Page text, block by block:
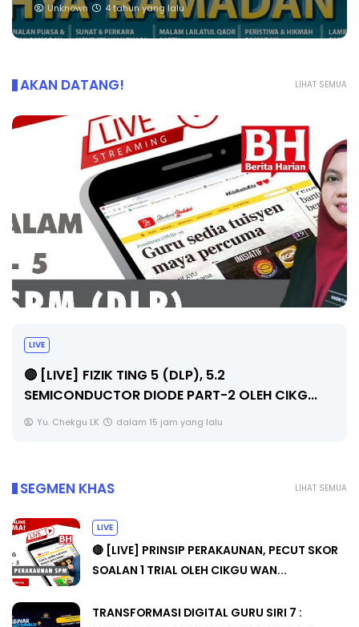
Unknown 4 tahun yang lalu
LIHAT SEMUA
AKAN DATANG!
LIVE
🔴 [LIVE] PRINSIP PERAKAUNAN, PECUT SKOR
SOALAN 1 TRIAL OLEH CIKGU WAN...
Yu. Chekgu LK dalam 15 jam yang lalu
LIHAT SEMUA
SEGMEN KHAS
LIVE
🔴 [LIVE] PRINSIP PERAKAUNAN, PECUT SKOR
SOALAN 1 TRIAL OLEH CIKGU WAN...
TRANSFORMASI DIGITAL GURU SIRI 7 :